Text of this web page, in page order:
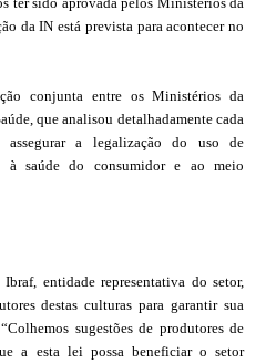
da IN está prevista para acontecer no
conjunta entre os Ministérios da
que analisou detalhadamente cada
a legalização do uso de
à saúde do consumidor e ao meio
entidade representativa do setor,
destas culturas para garantir sua
sugestões de produtores de
a esta lei possa beneficiar o setor